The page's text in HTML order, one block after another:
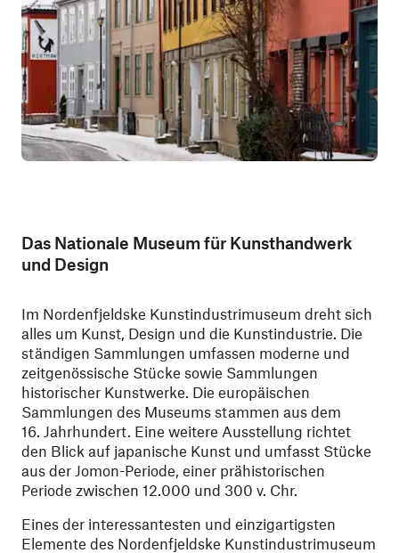
Das Nationale Museum für Kunsthandwerk
und Design
Im Nordenfjeldske Kunstindustrimuseum dreht sich
alles um Kunst, Design und die Kunstindustrie. Die
ständigen Sammlungen umfassen moderne und
zeitgenössische Stücke sowie Sammlungen
historischer Kunstwerke. Die europäischen
Sammlungen des Museums stammen aus dem
16. Jahrhundert. Eine weitere Ausstellung richtet
den Blick auf japanische Kunst und umfasst Stücke
aus der Jomon-Periode, einer prähistorischen
Periode zwischen 12.000 und 300 v. Chr.
Eines der interessantesten und einzigartigsten
Elemente des Nordenfjeldske Kunstindustrimuseum